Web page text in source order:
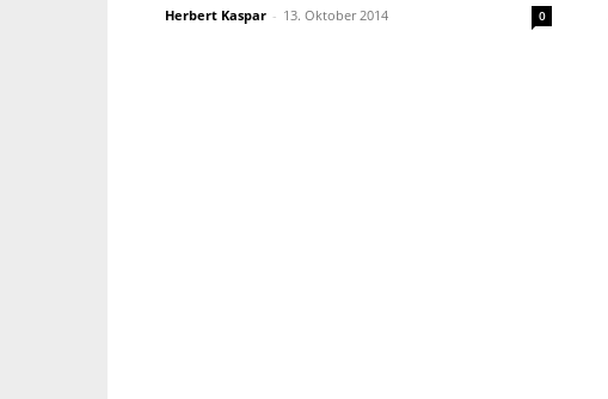
Herbert Kaspar - 13. Oktober 2014 0